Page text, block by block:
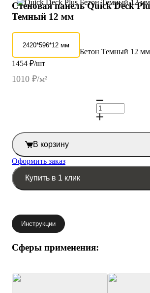
Стеновая панель Quick Deck
Темный 12 мм
2420*596*12 мм
1454 ₽/шт
1010 ₽/м²
В корзину
Оформить заказ
Купить в 1 клик
Инструкции
Сферы применения: